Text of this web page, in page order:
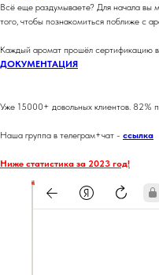
Всё еще раздумываете? Для начала вы
того, чтобы познакомиться поближе с
Каждый аромат прошёл сертификацию
ДОКУМЕНТАЦИЯ
Уже 15000+ довольных клиентов. 82%
Наша группа в телеграм+чат - ссылка
Ниже статистика за 2023 год!